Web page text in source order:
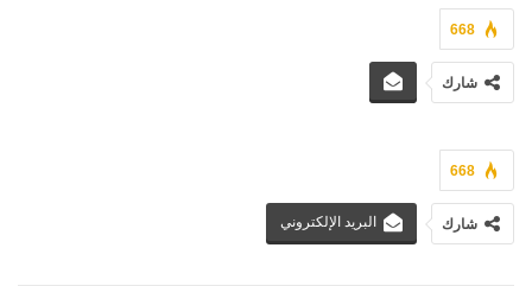
668
شارك
668
شارك البريد الإلكتروني